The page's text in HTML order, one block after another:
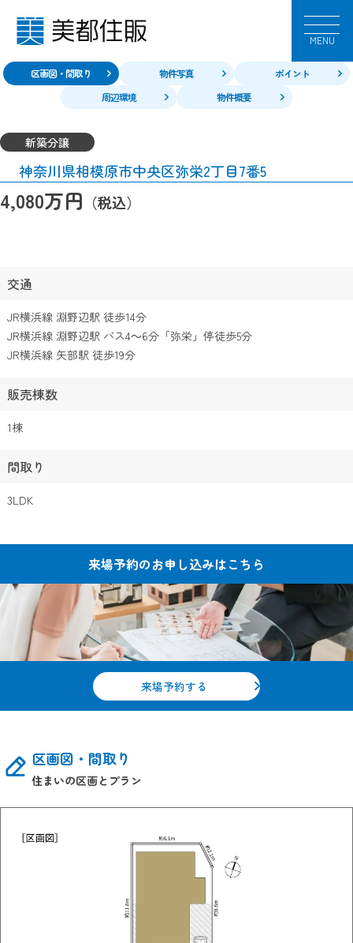
MENU
区画図・間取り 物件写真
ポイント
周辺環境
物件概要
神奈川県相模原市中央区弥栄2丁目7番5
新築分譲
4,080万円 （税込）
交通
JR横浜線 淵野辺駅 徒歩14分
JR横浜線 淵野辺駅 バス4～6分「弥栄」停徒歩5分
JR横浜線 矢部駅 徒歩19分
販売棟数
1棟
間取り
3LDK
来場予約のお申し込みはこちら
来場予約する
区画図・間取り
住まいの区画とプラン